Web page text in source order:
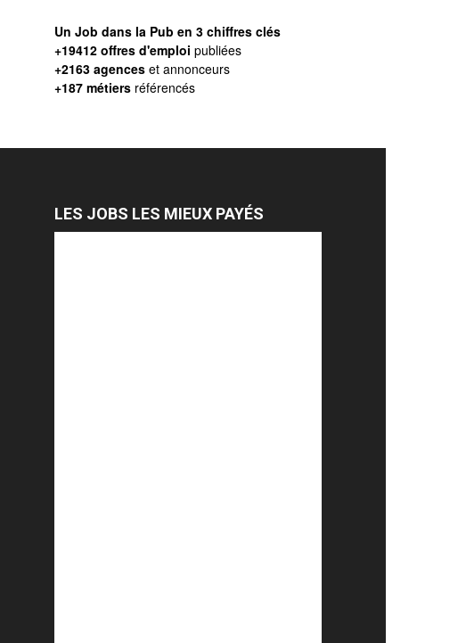
Un Job dans la Pub en 3 chiffres clés
+19412 offres d'emploi publiées
+2163 agences et annonceurs
+187 métiers référencés
LES JOBS LES MIEUX PAYÉS